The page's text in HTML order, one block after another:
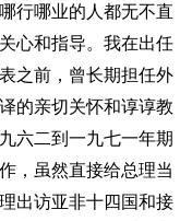
行哪业的人都无不直
心和指导。我在出任
之前，曾长期担任外
的亲切关怀和谆谆教
六二到一九七一年期
，虽然直接给总理当
出访亚非十四国和接